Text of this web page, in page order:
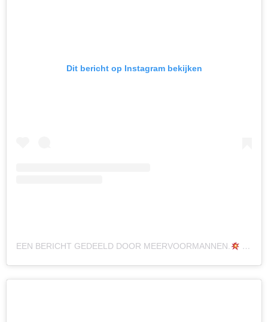
Dit bericht op Instagram bekijken
EEN BERICHT GEDEELD DOOR MEERVOORMANNEN.